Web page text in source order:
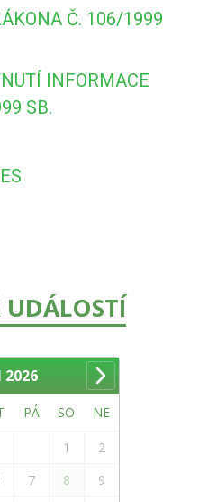
Č. 106/1999
INFORMACE
SB.
2026
PÁ SO NE
1
2
7 8
9